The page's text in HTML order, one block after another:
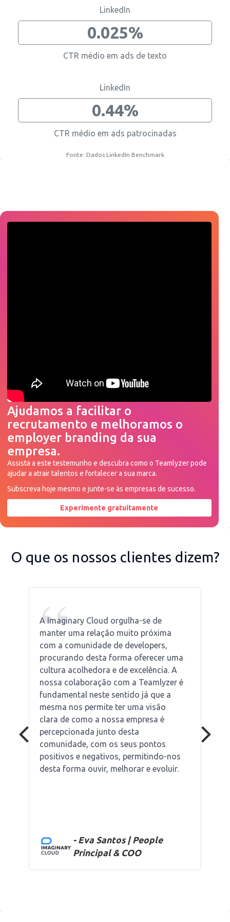
Peça uma demonstração agora
LinkedIn
0.025%
CTR médio em ads de texto
LinkedIn
0.44%
CTR médio em ads patrocinadas
Fonte: Dados LinkedIn Benchmark
Ajudamos a facilitar o
recrutamento e melhoramos o
employer branding da sua
empresa.
Assista a este testemunho e descubra como o Teamlyzer pode
ajudar a atrair talentos e fortalecer a sua marca.
Subscreva hoje mesmo e junte-se às empresas de sucesso.
Experimente gratuitamente
O que os nossos clientes dizem?
“
A Imaginary Cloud orgulha-se de
manter uma relação muito próxima
com a comunidade de developers,
procurando desta forma oferecer uma
cultura acolhedora e de excelência. A
nossa colaboração com a Teamlyzer é
fundamental neste sentido já que a
mesma nos permite ter uma visão
clara de como a nossa empresa é
percepcionada junto desta
comunidade, com os seus pontos
positivos e negativos, permitindo-nos
desta forma ouvir, melhorar e evoluir.
- Eva Santos | People
Principal & COO